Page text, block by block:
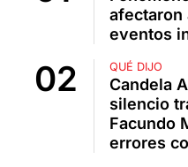
afectaron
eventos
QUÉ DIJO
Candela
silencio
Facundo
errores